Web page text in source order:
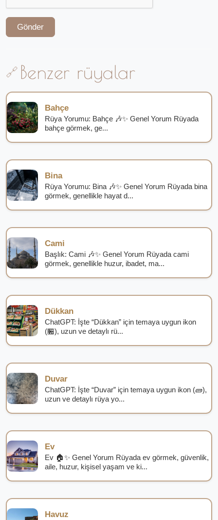
Gönder
Benzer rüyalar
Bahçe
Rüya Yorumu: Bahçe 🎶✨ Genel Yorum Rüyada
bahçe görmek, ge...
Bina
Rüya Yorumu: Bina 🎶✨ Genel Yorum Rüyada bina
görmek, genellikle hayat d...
Cami
Başlık: Cami 🎶✨ Genel Yorum Rüyada cami
görmek, genellikle huzur, ibadet, ma...
Dükkan
ChatGPT: İşte “Dükkan” için temaya uygun ikon
(🏪), uzun ve detaylı rü...
Duvar
ChatGPT: İşte “Duvar” için temaya uygun ikon (🧱),
uzun ve detaylı rüya yo...
Ev
Ev 🏠✨ Genel Yorum Rüyada ev görmek, güvenlik,
aile, huzur, kişisel yaşam ve ki...
Havuz